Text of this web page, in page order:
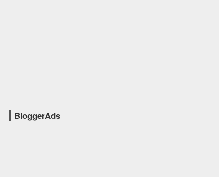
BloggerAds